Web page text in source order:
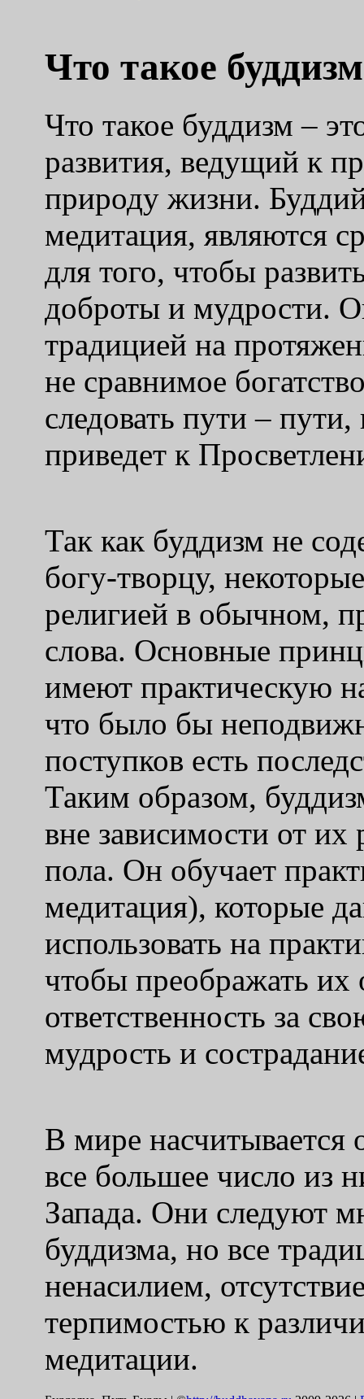
Что такое буддизм
Что такое буддизм –
развития, ведущий к
природу жизни.
медитация, являются
для того, чтобы
доброты и мудрости.
традицией на
не сравнимое
следовать пути –
приведет к
Так как буддизм не
богу-творцу,
религией в обычном,
слова. Основные
имеют практическую
что было бы
поступков есть
Таким образом,
вне зависимости от
пола. Он обучает
медитация), которые
использовать на
чтобы преображать
ответственность за
мудрость и
В мире насчитывается
все большее число из
Запада. Они следуют
буддизма, но все
ненасилием,
терпимостью к
медитации.